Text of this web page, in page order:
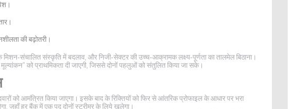
की बढ़ोतरी।
मिशन‑संचालित संस्कृति में बदलाव, और निजी‑सेक्टर की उच्च‑आक्रामक लक्ष्य‑पूर्णता का तालमेल बिठाना।
को प्राथमिकता दी जाएगी, जिससे दोनों पहलुओं को संतुलित किया जा सके।
को आमंत्रित किया जाएगा। इसके बाद के रिक्तियों को फिर से आंतरिक प्रोफाइल के आधार पर भरा
जहाँ हर बैंक में एक पद दोनों स्ट्रीमर के लिये खुलेगा।